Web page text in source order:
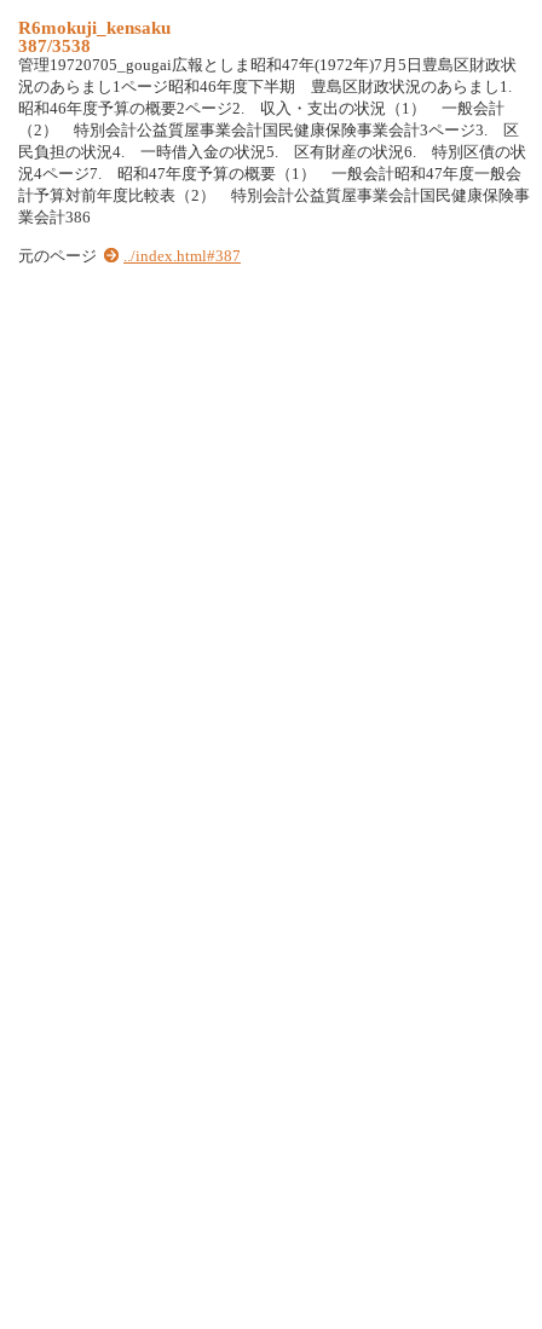
R6mokuji_kensaku
387/3538
管理19720705_gougai広報としま昭和47年(1972年)7月5日豊島区財政状
況のあらまし1ページ昭和46年度下半期 豊島区財政状況のあらまし1.
昭和46年度予算の概要2ページ2. 収入・支出の状況（1） 一般会計
（2） 特別会計公益質屋事業会計国民健康保険事業会計3ページ3. 区
民負担の状況4. 一時借入金の状況5. 区有財産の状況6. 特別区債の状
況4ページ7. 昭和47年度予算の概要（1） 一般会計昭和47年度一般会
計予算対前年度比較表（2） 特別会計公益質屋事業会計国民健康保険事
業会計386
元のページ ../index.html#387